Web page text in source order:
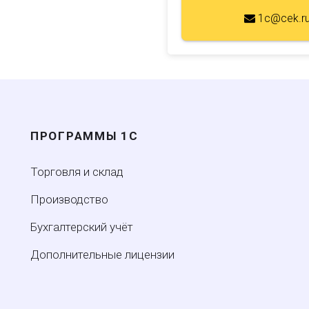
ПРОГРАММЫ 1С
Торговля и склад
Производство
Бухгалтерский учёт
Дополнительные лицензии